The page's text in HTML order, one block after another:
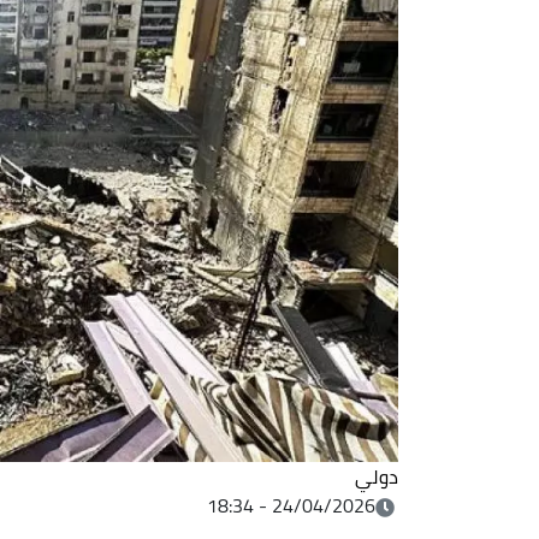
دولي
24/04/2026 - 18:34